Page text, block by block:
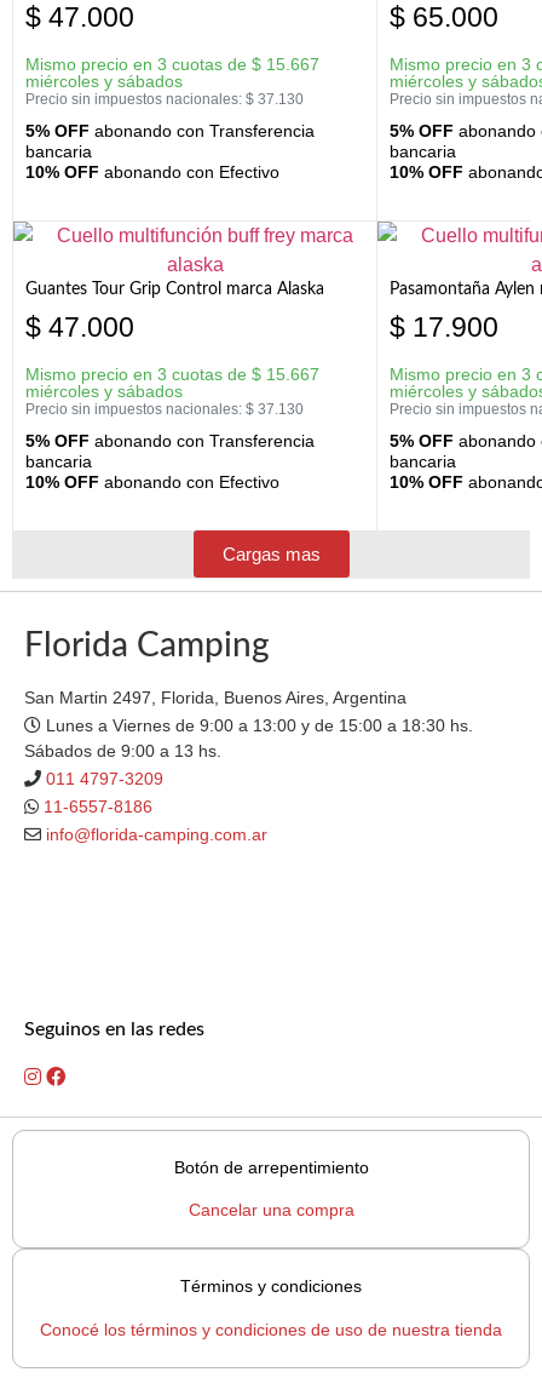
$ 47.000
Mismo precio en 3 cuotas de $ 15.667
miércoles y sábados
Precio sin impuestos nacionales: $ 37.130
5% OFF abonando con Transferencia
bancaria
10% OFF abonando con Efectivo
$ 65.000
Mismo precio en 3
miércoles y
Precio sin impuestos
5% OFF abonando
bancaria
10% OFF
Guantes Tour Grip Control marca Alaska
$ 47.000
Mismo precio en 3 cuotas de $ 15.667
miércoles y sábados
Precio sin impuestos nacionales: $ 37.130
5% OFF abonando con Transferencia
bancaria
10% OFF abonando con Efectivo
Pasamontaña Aylen
$ 17.900
Mismo precio en 3
miércoles y
Precio sin impuestos
5% OFF abonando
bancaria
10% OFF
Cargas mas
Florida Camping
San Martin 2497, Florida, Buenos Aires, Argentina
Lunes a Viernes de 9:00 a 13:00 y de 15:00 a 18:30 hs.
Sábados de 9:00 a 13 hs.
011 4797-3209
11-6557-8186
info@florida-camping.com.ar
Seguinos en las redes
Botón de arrepentimiento
Cancelar una compra
Términos y condiciones
Conocé los términos y condiciones de uso de nuestra tienda